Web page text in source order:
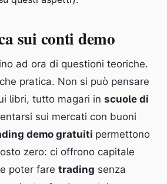
sui conti demo
ad ora di questioni teoriche.
pratica. Non si può pensare
libri, tutto magari in scuole di
sui mercati con buoni
demo gratuiti permettono
zero: ci offrono capitale
poter fare trading senza